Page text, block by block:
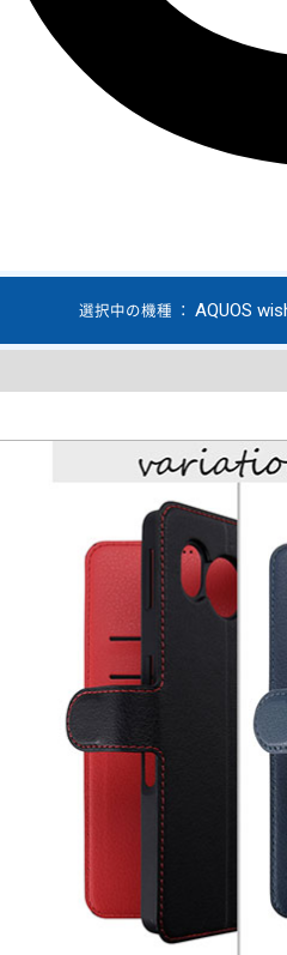
選択中の機種 ： AQUOS